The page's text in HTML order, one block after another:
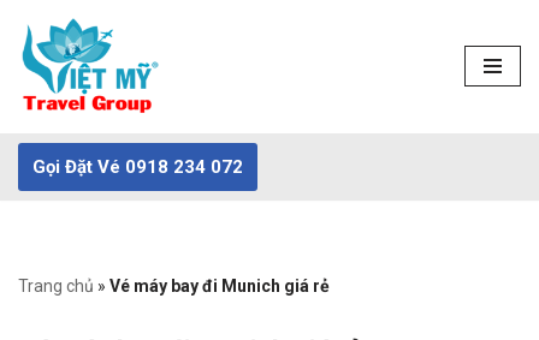
Chuyển
tới
dung
Gọi Đặt Vé 0918 234 072
Trang chủ » Vé máy bay đi Munich giá rẻ